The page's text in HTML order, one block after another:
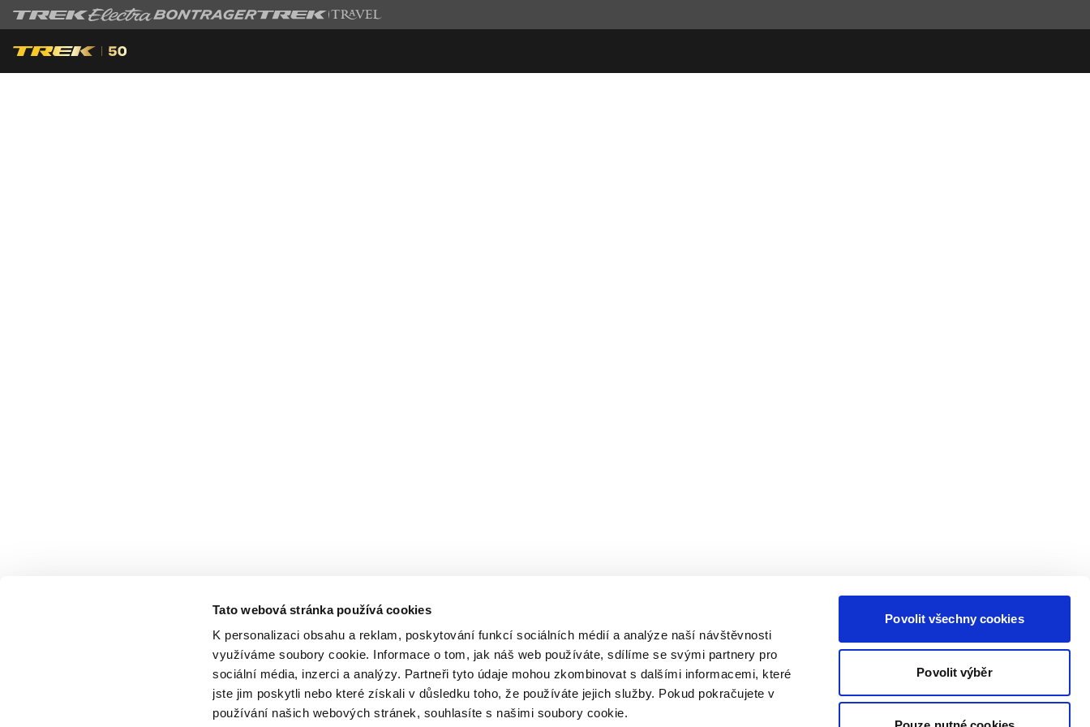
Tato webová stránka používá cookies
K personalizaci obsahu a reklam, poskytování funkcí sociálních médií a analýze naší návštěvnosti
využíváme soubory cookie. Informace o tom, jak náš web používáte, sdílíme se svými partnery pro
sociální média, inzerci a analýzy. Partneři tyto údaje mohou zkombinovat s dalšími informacemi, které
jste jim poskytli nebo které získali v důsledku toho, že používáte jejich služby. Pokud pokračujete v
používání našich webových stránek, souhlasíte s našimi soubory cookie.
Povolit všechny cookies
Povolit výběr